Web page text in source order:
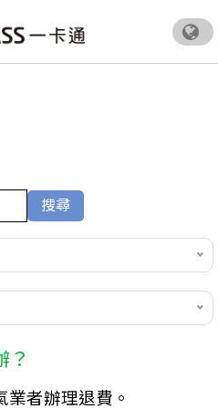
.
？
者辦理退費。